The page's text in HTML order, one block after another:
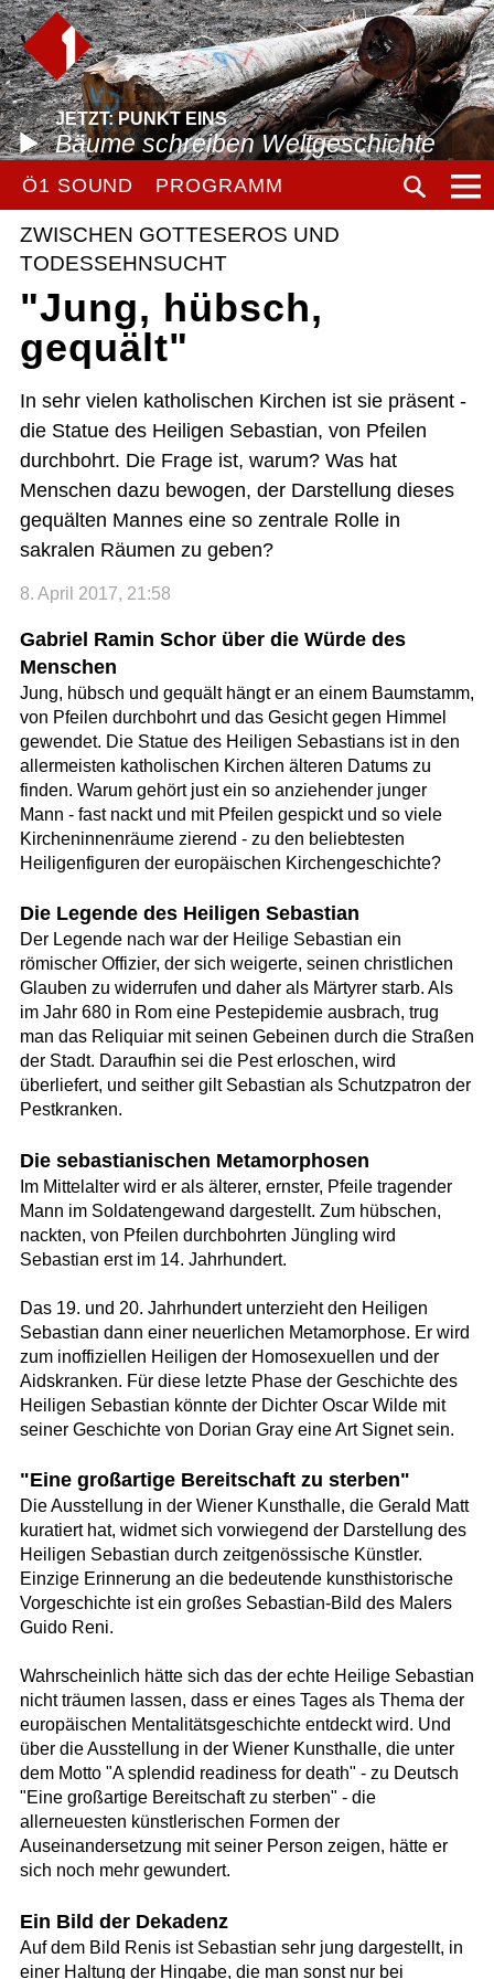
JETZT: PUNKT EINS
Bäume schreiben Weltgeschichte
Ö1 SOUND PROGRAMM
ZWISCHEN GOTTESEROS UND
TODESSEHNSUCHT
"Jung, hübsch,
gequält"
In sehr vielen katholischen Kirchen ist sie präsent -
die Statue des Heiligen Sebastian, von Pfeilen
durchbohrt. Die Frage ist, warum? Was hat
Menschen dazu bewogen, der Darstellung dieses
gequälten Mannes eine so zentrale Rolle in
sakralen Räumen zu geben?
8. April 2017, 21:58
Gabriel Ramin Schor über die Würde des
Menschen
Jung, hübsch und gequält hängt er an einem Baumstamm,
von Pfeilen durchbohrt und das Gesicht gegen Himmel
gewendet. Die Statue des Heiligen Sebastians ist in den
allermeisten katholischen Kirchen älteren Datums zu
finden. Warum gehört just ein so anziehender junger
Mann - fast nackt und mit Pfeilen gespickt und so viele
Kircheninnenräume zierend - zu den beliebtesten
Heiligenfiguren der europäischen Kirchengeschichte?
Die Legende des Heiligen Sebastian
Der Legende nach war der Heilige Sebastian ein
römischer Offizier, der sich weigerte, seinen christlichen
Glauben zu widerrufen und daher als Märtyrer starb. Als
im Jahr 680 in Rom eine Pestepidemie ausbrach, trug
man das Reliquiar mit seinen Gebeinen durch die Straßen
der Stadt. Daraufhin sei die Pest erloschen, wird
überliefert, und seither gilt Sebastian als Schutzpatron der
Pestkranken.
Die sebastianischen Metamorphosen
Im Mittelalter wird er als älterer, ernster, Pfeile tragender
Mann im Soldatengewand dargestellt. Zum hübschen,
nackten, von Pfeilen durchbohrten Jüngling wird
Sebastian erst im 14. Jahrhundert.
Das 19. und 20. Jahrhundert unterzieht den Heiligen
Sebastian dann einer neuerlichen Metamorphose. Er wird
zum inoffiziellen Heiligen der Homosexuellen und der
Aidskranken. Für diese letzte Phase der Geschichte des
Heiligen Sebastian könnte der Dichter Oscar Wilde mit
seiner Geschichte von Dorian Gray eine Art Signet sein.
"Eine großartige Bereitschaft zu sterben"
Die Ausstellung in der Wiener Kunsthalle, die Gerald Matt
kuratiert hat, widmet sich vorwiegend der Darstellung des
Heiligen Sebastian durch zeitgenössische Künstler.
Einzige Erinnerung an die bedeutende kunsthistorische
Vorgeschichte ist ein großes Sebastian-Bild des Malers
Guido Reni.
Wahrscheinlich hätte sich das der echte Heilige Sebastian
nicht träumen lassen, dass er eines Tages als Thema der
europäischen Mentalitätsgeschichte entdeckt wird. Und
über die Ausstellung in der Wiener Kunsthalle, die unter
dem Motto "A splendid readiness for death" - zu Deutsch
"Eine großartige Bereitschaft zu sterben" - die
allerneuesten künstlerischen Formen der
Auseinandersetzung mit seiner Person zeigen, hätte er
sich noch mehr gewundert.
Ein Bild der Dekadenz
Auf dem Bild Renis ist Sebastian sehr jung dargestellt, in
einer Haltung der Hingabe, die man sonst nur bei